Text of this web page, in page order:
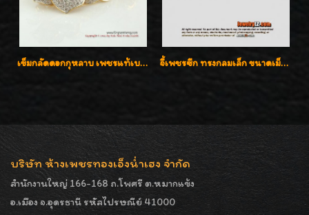
เข็มกลัดดอกกุหลาบ เพชรแท้เบลเยี่ยมคัต งานปราณีตค่ะ จี้เพชรซีก ทรงกลมเล็ก ขนาดเม็ดกระดุม สวยๆ
บริษัท ห้างเพชรทองเอ็งน่ำเฮง จำกัด
สำนักงานใหญ่ 166-168 ถ.โพศรี ต.หมากแข้ง
อ.เมือง จ.อุดรธานี รหัสไปรษณีย์ 41000